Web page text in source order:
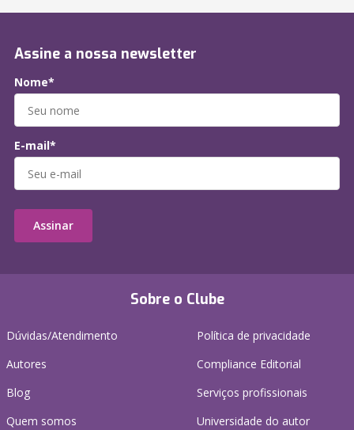
Sobre o Clube
Dúvidas/Atendimento
Autores
Blog
Quem somos
Política de privacidade
Compliance Editorial
Serviços profissionais
Universidade do autor
Assine a nossa newsletter
Nome*
E-mail*
Assinar